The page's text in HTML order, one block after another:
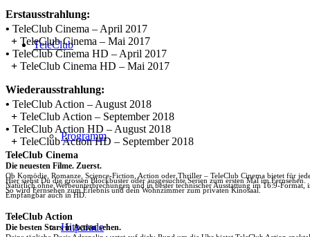
TeleClub
Programm
Hitparade
Erstausstrahlung:
• TeleClub Cinema – April 2017
+ TeleClub Cinema – Mai 2017
• TeleClub Cinema HD – April 2017
+ TeleClub Cinema HD – Mai 2017
Wiederausstrahlung:
• TeleClub Action – August 2018
+ TeleClub Action – September 2018
• TeleClub Action HD – August 2018
+ TeleClub Action HD – September 2018
TeleClub Cinema
Die neuesten Filme. Zuerst.
Ob Komödie, Romanze, Science-Fiction, Action oder Thriller – TeleClub Cinema bietet für
Hier siehst Du die grossen Blockbuster oder ausgesuchte Serien zum ersten Mal im Fernsehen.
Natürlich ohne Werbeunterbrechungen und in bester technischer Ausstattung im 16:9-
So wird Fernsehen zum Erlebnis und dein Wohnzimmer zum privaten Kinosaal.
Empfangbar auch in HD.
TeleClub Action
Die besten Stars in Action sehen.